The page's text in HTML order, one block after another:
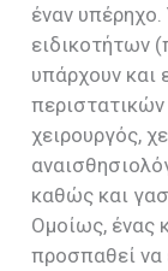
έναν
ειδικοτήτων
υπάρχουν και
χειρουργός,
καθώς και
Ομοίως, ένας
προσπαθεί να